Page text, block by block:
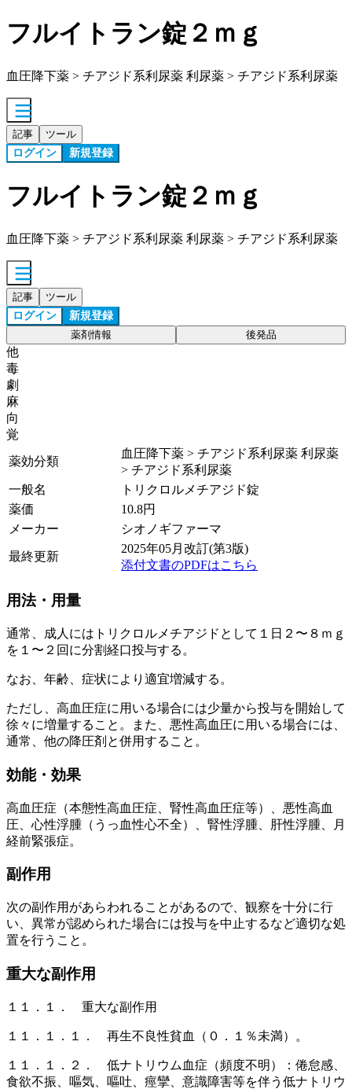
フルイトラン錠２ｍｇ
血圧降下薬 > チアジド系利尿薬 利尿薬 > チアジド系利尿薬
記事 ツール
ログイン 新規登録
フルイトラン錠２ｍｇ
血圧降下薬 > チアジド系利尿薬 利尿薬 > チアジド系利尿薬
記事 ツール
ログイン 新規登録
薬剤情報 後発品
他
毒
劇
麻
向
覚
薬効分類
血圧降下薬 > チアジド系利尿薬 利尿薬
> チアジド系利尿薬
一般名
トリクロルメチアジド錠
薬価
10.8円
メーカー
シオノギファーマ
最終更新
2025年05月改訂(第3版)
添付文書のPDFはこちら
用法・用量
通常、成人にはトリクロルメチアジドとして１日２〜８ｍｇ
を１〜２回に分割経口投与する。
なお、年齢、症状により適宜増減する。
ただし、高血圧症に用いる場合には少量から投与を開始して
徐々に増量すること。また、悪性高血圧に用いる場合には、
通常、他の降圧剤と併用すること。
効能・効果
高血圧症（本態性高血圧症、腎性高血圧症等）、悪性高血
圧、心性浮腫（うっ血性心不全）、腎性浮腫、肝性浮腫、月
経前緊張症。
副作用
次の副作用があらわれることがあるので、観察を十分に行
い、異常が認められた場合には投与を中止するなど適切な処
置を行うこと。
重大な副作用
１１．１． 重大な副作用
１１．１．１． 再生不良性貧血（０．１％未満）。
１１．１．２． 低ナトリウム血症（頻度不明）：倦怠感、
食欲不振、嘔気、嘔吐、痙攣、意識障害等を伴う低ナトリウ